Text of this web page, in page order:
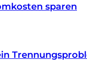
sparen